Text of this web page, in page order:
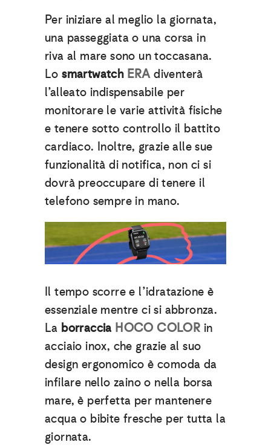
Per iniziare al meglio la giornata,
una passeggiata o una corsa in
riva al mare sono un toccasana.
LosmartwatchERAdiventerà
l’alleato indispensabile per
monitorare le varie attività fisiche
e tenere sotto controllo il battito
cardiaco. Inoltre, grazie alle sue
funzionalità di notifica, non ci si
dovrà preoccupare di tenere il
telefono sempre in mano.
Il tempo scorre e l’idratazione è
essenziale mentre ci si abbronza.
La borraccia HOCO COLOR in
acciaio inox, che grazie al suo
design ergonomico è comoda da
infilare nello zaino o nella borsa
mare, è perfetta per mantenere
acqua o bibite fresche per tutta la
giornata.